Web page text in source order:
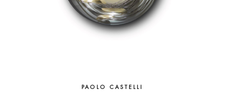
PAOLO CASTELLI